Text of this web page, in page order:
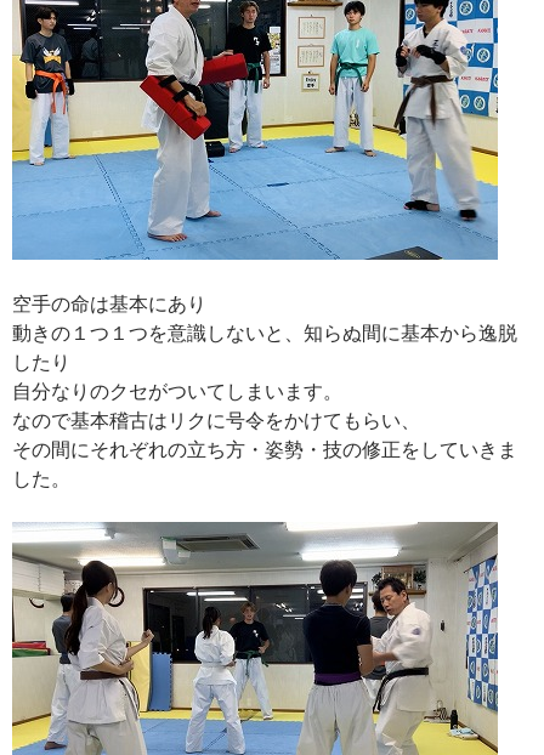
空手の命は基本にあり
動きの１つ１つを意識しないと、知らぬ間に基本から逸脱
したり
自分なりのクセがついてしまいます。
なので基本稽古はリクに号令をかけてもらい、
その間にそれぞれの立ち方・姿勢・技の修正をしていきま
した。